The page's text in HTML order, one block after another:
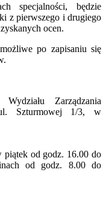
specjalności, będzie
z pierwszego i drugiego
ocen.
po zapisaniu się
Zarządzania
Szturmowej 1/3, w
piątek od godz. 16.00 do
od godz. 8.00 do